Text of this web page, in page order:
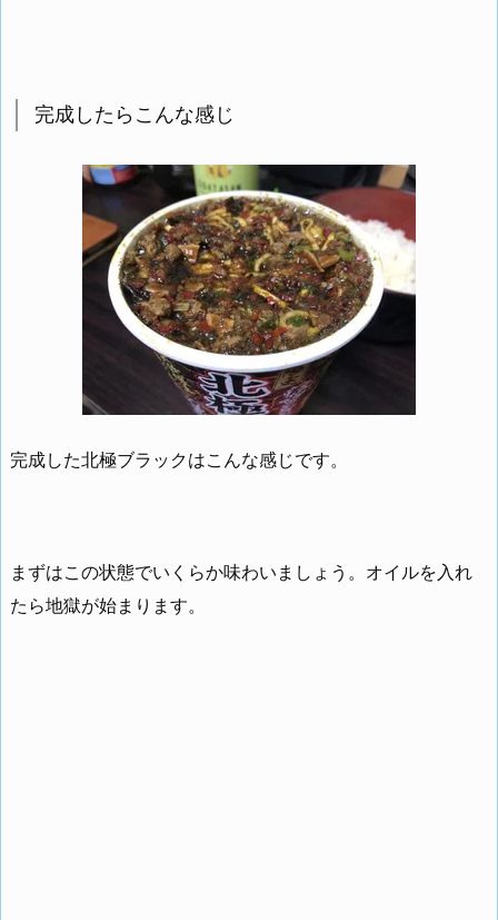
完成したらこんな感じ
完成した北極ブラックはこんな感じです。
まずはこの状態でいくらか味わいましょう。オイルを入れ
たら地獄が始まります。